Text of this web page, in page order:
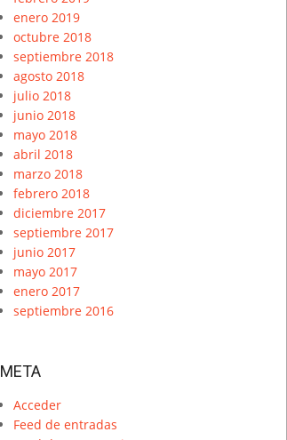
enero 2019
octubre 2018
septiembre 2018
agosto 2018
julio 2018
junio 2018
mayo 2018
abril 2018
marzo 2018
febrero 2018
diciembre 2017
septiembre 2017
junio 2017
mayo 2017
enero 2017
septiembre 2016
META
Acceder
Feed de entradas